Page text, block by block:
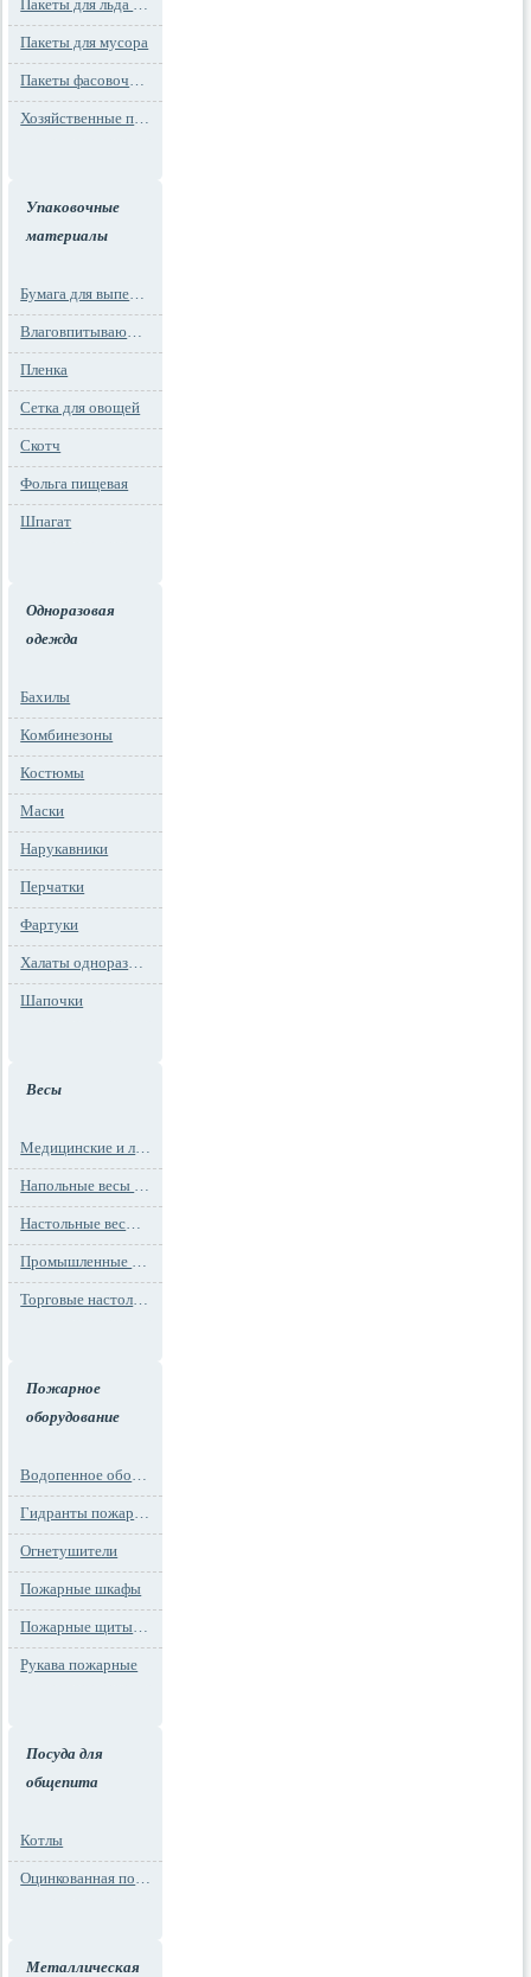
Пакеты для льда и заморозки
Пакеты для мусора
Пакеты фасовочные
Хозяйственные пакеты
Упаковочные
материалы
Бумага для выпечки
Влаговпитывающие вкладыши
Пленка
Сетка для овощей
Скотч
Фольга пищевая
Шпагат
Одноразовая
одежда
Бахилы
Комбинезоны
Костюмы
Маски
Нарукавники
Перчатки
Фартуки
Халаты одноразовые
Шапочки
Весы
Медицинские и лабораторные весы
Напольные весы MAX до 1000 кг (до 1 т)
Настольные весы для фасовки MAX до 30 кг
Промышленные весы (до 100 тонн)
Торговые настольные весы MAX до 30 кг
Пожарное
оборудование
Водопенное оборудование
Гидранты пожарные и подставки
Огнетушители
Пожарные шкафы
Пожарные щиты и стенды
Рукава пожарные
Посуда для
общепита
Котлы
Оцинкованная посуда
Металлическая